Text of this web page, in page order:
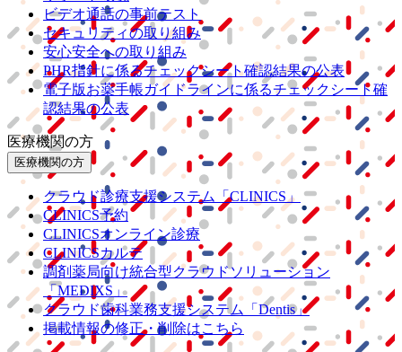
ビデオ通話の事前テスト
セキュリティの取り組み
安心安全への取り組み
PHR指針に係るチェックシート確認結果の公表
電子版お薬手帳ガイドラインに係るチェックシート確
認結果の公表
医療機関の方
医療機関の方
クラウド診療支援システム
「CLINICS」
CLINICS予約
CLINICSオンライン診療
CLINICSカルテ
調剤薬局向け統合型クラウドソリューション
「MEDIXS」
クラウド歯科業務支援システム
「Dentis」
掲載情報の修正・削除はこちら